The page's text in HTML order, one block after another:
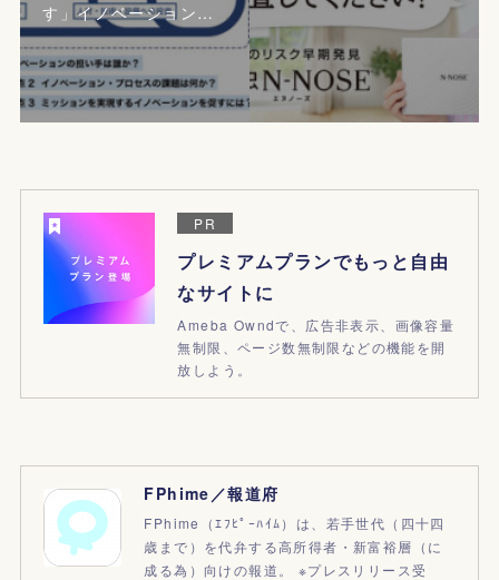
す」イノベーション…
PR
プレミアムプランでもっと自由
なサイトに
Ameba Owndで、広告非表示、画像容量
無制限、ページ数無制限などの機能を開
放しよう。
FPhime／報道府
FPhime（ｴﾌﾋﾟｰﾊｲﾑ）は、若手世代（四十四
歳まで）を代弁する高所得者・新富裕層（に
成る為）向けの報道。 ※プレスリリース受